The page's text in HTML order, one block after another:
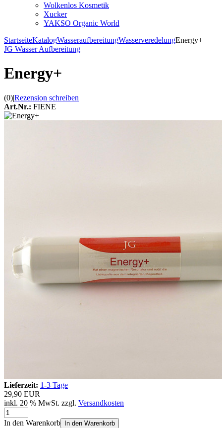
Wolkenlos Kosmetik
Xucker
YAKSO Organic World
StartseiteKatalogWasseraufbereitungWasserveredelungEnergy+
JG Wasser Aufbereitung
Energy+
(0)|Rezension schreiben
Art.Nr.: FIENE
Lieferzeit: 1-3 Tage
29,90 EUR
inkl. 20 % MwSt. zzgl. Versandkosten
In den Warenkorb In den Warenkorb